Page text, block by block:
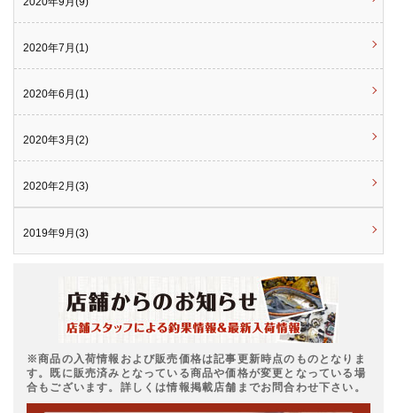
2020年7月(1)
2020年6月(1)
2020年3月(2)
2020年2月(3)
2019年9月(3)
※商品の入荷情報および販売価格は記事更新時点のものとなりま
す。既に販売済みとなっている商品や価格が変更となっている場
合もございます。詳しくは情報掲載店舗までお問合わせ下さい。